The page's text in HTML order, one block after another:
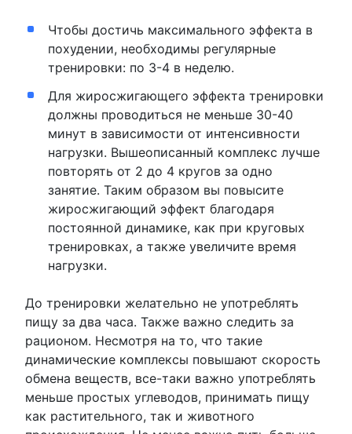
Чтобы достичь максимального эффекта в
похудении, необходимы регулярные
тренировки: по 3-4 в неделю.
Для жиросжигающего эффекта тренировки
должны проводиться не меньше 30-40
минут в зависимости от интенсивности
нагрузки. Вышеописанный комплекс лучше
повторять от 2 до 4 кругов за одно
занятие. Таким образом вы повысите
жиросжигающий эффект благодаря
постоянной динамике, как при круговых
тренировках, а также увеличите время
нагрузки.
До тренировки желательно не употреблять
пищу за два часа. Также важно следить за
рационом. Несмотря на то, что такие
динамические комплексы повышают скорость
обмена веществ, все-таки важно употреблять
меньше простых углеводов, принимать пищу
как растительного, так и животного